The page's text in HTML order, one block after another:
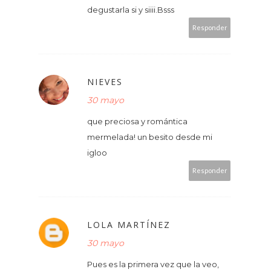
degustarla si y siiii.Bsss
Responder
NIEVES
30 mayo
que preciosa y romántica
mermelada! un besito desde mi
igloo
Responder
LOLA MARTÍNEZ
30 mayo
Pues es la primera vez que la veo,